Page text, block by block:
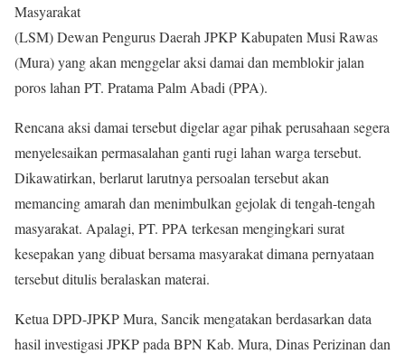
Masyarakat
(LSM) Dewan Pengurus Daerah JPKP Kabupaten Musi Rawas
(Mura) yang akan menggelar aksi damai dan memblokir jalan
poros lahan PT. Pratama Palm Abadi (PPA).
Rencana aksi damai tersebut digelar agar pihak perusahaan segera
menyelesaikan permasalahan ganti rugi lahan warga tersebut.
Dikawatirkan, berlarut larutnya persoalan tersebut akan
memancing amarah dan menimbulkan gejolak di tengah-tengah
masyarakat. Apalagi, PT. PPA terkesan mengingkari surat
kesepakan yang dibuat bersama masyarakat dimana pernyataan
tersebut ditulis beralaskan materai.
Ketua DPD-JPKP Mura, Sancik mengatakan berdasarkan data
hasil investigasi JPKP pada BPN Kab. Mura, Dinas Perizinan dan